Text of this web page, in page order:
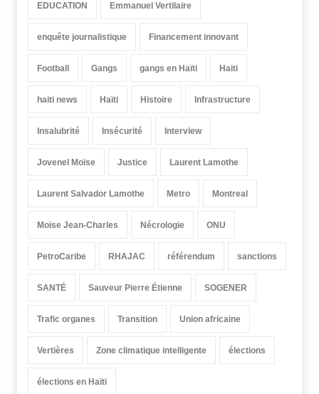
EDUCATION Emmanuel Vertilaire
enquête journalistique Financement innovant
Football Gangs gangs en Haïti Haiti
haiti news Haïti Histoire Infrastructure
Insalubrité Insécurité Interview
Jovenel Moïse Justice Laurent Lamothe
Laurent Salvador Lamothe Metro Montreal
Moïse Jean-Charles Nécrologie ONU
PetroCaribe RHAJAC référendum sanctions
SANTÉ Sauveur Pierre Étienne SOGENER
Trafic organes Transition Union africaine
Vertières Zone climatique intelligente élections
élections en Haïti